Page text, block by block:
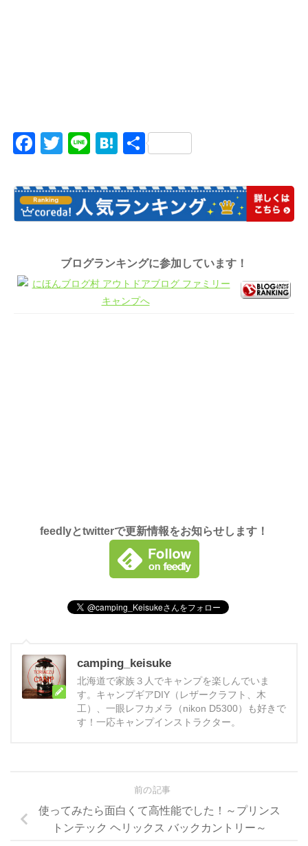
Facebook
Twitter
LineHatena
共
ブログランキングに参加しています！
feedlyとtwitterで更新情報をお知らせします！
camping_keisuke
北海道で家族３人でキャンプを楽しんでいま
す。キャンプギアDIY（レザークラフト、木
工）、一眼レフカメラ（nikon D5300）も好きで
す！一応キャンプインストラクター。
前の記事
使ってみたら面白くて高性能でした！～プリンス
トンテック ヘリックス バックカントリー～